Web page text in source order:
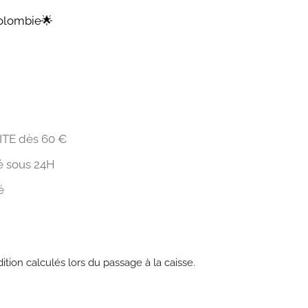
dès 60 €
sous 24H
calculés lors du passage à la caisse.